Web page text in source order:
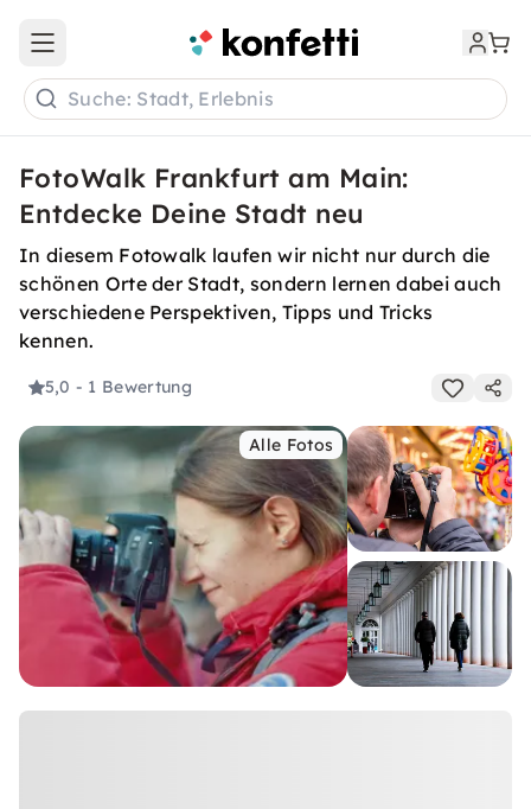
Open main menu
Suche: Stadt, Erlebnis
FotoWalk Frankfurt am Main:
Entdecke Deine Stadt neu
In diesem Fotowalk laufen wir nicht nur durch die
schönen Orte der Stadt, sondern lernen dabei auch
verschiedene Perspektiven, Tipps und Tricks
kennen.
5,0 - 1 Bewertung
Alle Fotos